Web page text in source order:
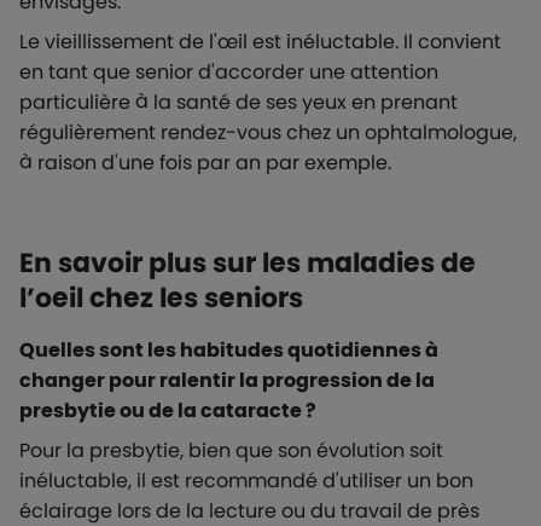
Le vieillissement de l'œil est inéluctable. Il convient
en tant que senior d'accorder une attention
particulière à la santé de ses yeux en prenant
régulièrement rendez-vous chez un ophtalmologue,
à raison d'une fois par an par exemple.
En savoir plus sur les maladies de
l’oeil chez les seniors
Quelles sont les habitudes quotidiennes à
changer pour ralentir la progression de la
presbytie ou de la cataracte ?
Pour la presbytie, bien que son évolution soit
inéluctable, il est recommandé d'utiliser un bon
éclairage lors de la lecture ou du travail de près